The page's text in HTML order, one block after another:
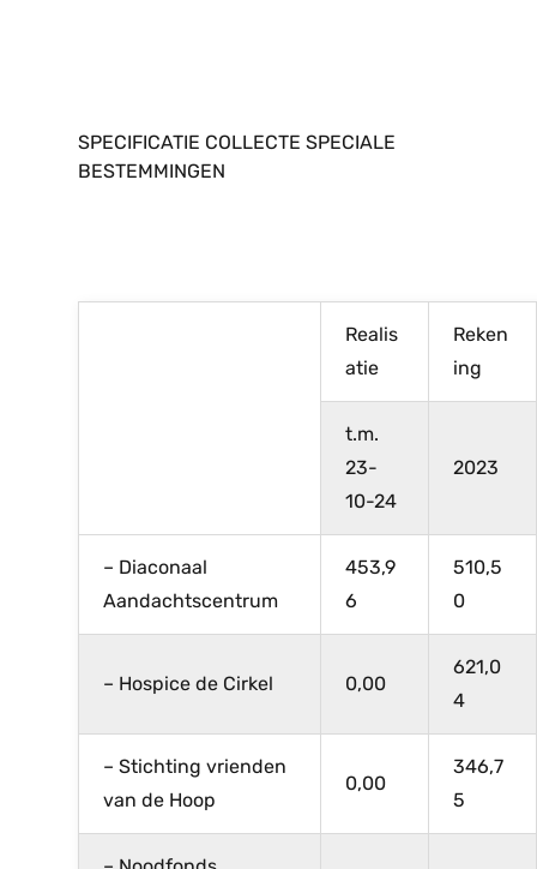
SPECIFICATIE COLLECTE SPECIALE
BESTEMMINGEN
Realis
atie
Reken
ing
t.m.
23-
10-24
2023
– Diaconaal
Aandachtscentrum
453,9
6
510,5
0
– Hospice de Cirkel 0,00
621,0
4
– Stichting vrienden
van de Hoop
0,00
346,7
5